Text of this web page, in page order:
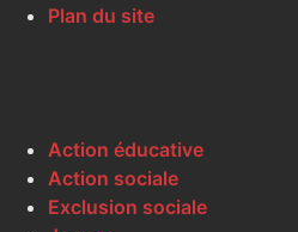
Plan du site
Action éducative
Action sociale
Exclusion sociale